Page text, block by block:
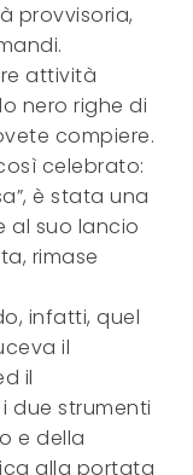
provvisoria,
attività
nero righe di
compiere.
celebrato:
è stata una
al suo lancio
rimase
infatti, quel
il
il
due strumenti
e della
alla portata